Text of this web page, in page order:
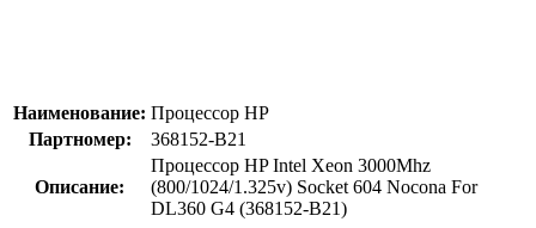
Наименование: Процессор HP
Партномер:
368152-B21
Описание:
Процессор HP Intel Xeon 3000Mhz
(800/1024/1.325v) Socket 604 Nocona For
DL360 G4 (368152-B21)